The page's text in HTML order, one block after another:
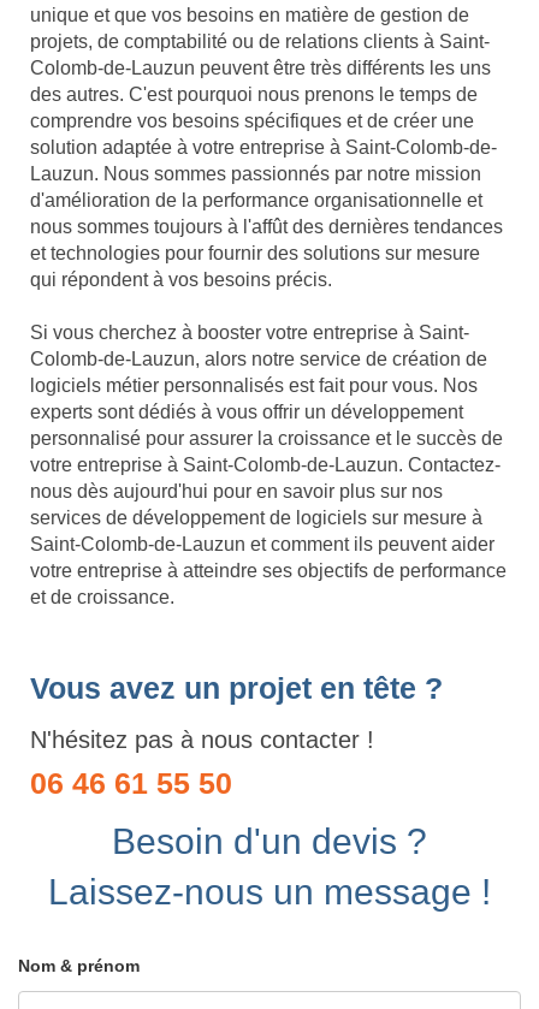
unique et que vos besoins en matière de gestion de
projets, de comptabilité ou de relations clients à Saint-
Colomb-de-Lauzun peuvent être très différents les uns
des autres. C'est pourquoi nous prenons le temps de
comprendre vos besoins spécifiques et de créer une
solution adaptée à votre entreprise à Saint-Colomb-de-
Lauzun. Nous sommes passionnés par notre mission
d'amélioration de la performance organisationnelle et
nous sommes toujours à l'affût des dernières tendances
et technologies pour fournir des solutions sur mesure
qui répondent à vos besoins précis.
Si vous cherchez à booster votre entreprise à Saint-
Colomb-de-Lauzun, alors notre service de création de
logiciels métier personnalisés est fait pour vous. Nos
experts sont dédiés à vous offrir un développement
personnalisé pour assurer la croissance et le succès de
votre entreprise à Saint-Colomb-de-Lauzun. Contactez-
nous dès aujourd'hui pour en savoir plus sur nos
services de développement de logiciels sur mesure à
Saint-Colomb-de-Lauzun et comment ils peuvent aider
votre entreprise à atteindre ses objectifs de performance
et de croissance.
Vous avez un projet en tête ?
N'hésitez pas à nous contacter !
06 46 61 55 50
Besoin d'un devis ?
Laissez-nous un message !
Nom & prénom